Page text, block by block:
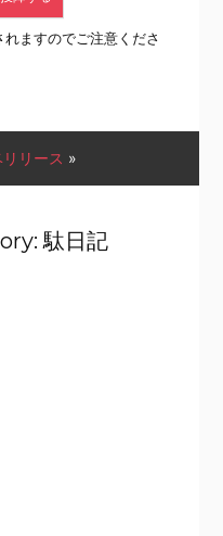
ますのでご注意くださ
リース »
駄日記